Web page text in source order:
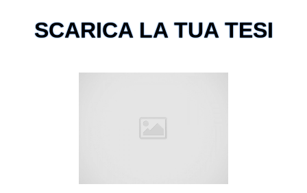
SCARICA LA TUA TESI